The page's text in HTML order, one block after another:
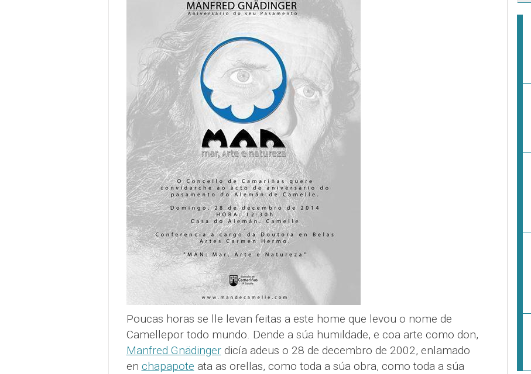
Poucas horas se lle levan feitas a este home que levou o nome de
Camellepor todo mundo. Dende a súa humildade, e coa arte como don,
Manfred Gnädingerdicía adeus o 28 de decembro de 2002, enlamado
en chapapote ata as orellas, como toda a súa obra, como toda a súa